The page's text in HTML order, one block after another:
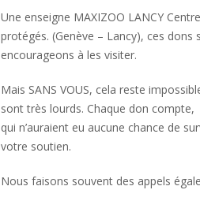
Une enseigne MAXIZOO LANCY
protégés. (Genève – Lancy), ces
encourageons à les visiter.
Mais SANS VOUS, cela reste
sont très lourds. Chaque don
qui n’auraient eu aucune chance de
votre soutien.
Nous faisons souvent des appels